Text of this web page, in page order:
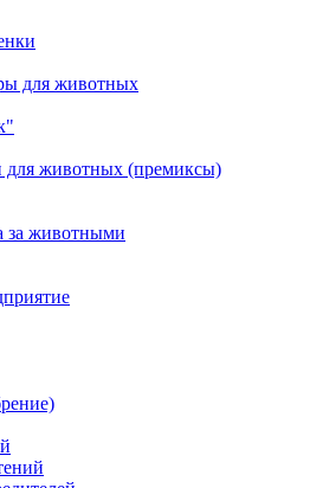
для животных
для животных (премиксы)
за животными